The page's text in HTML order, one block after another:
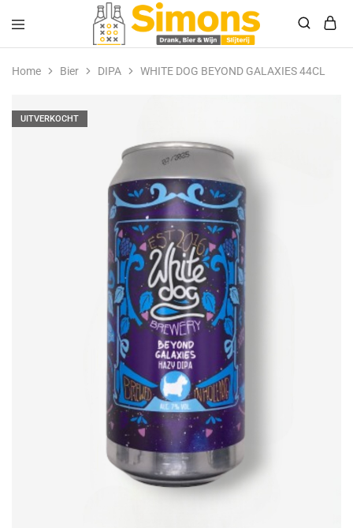
Simonsdrank.nl
Drank,
Bier
&
Home Bier DIPA WHITE DOG BEYOND GALAXIES 44CL
UITVERKOCHT